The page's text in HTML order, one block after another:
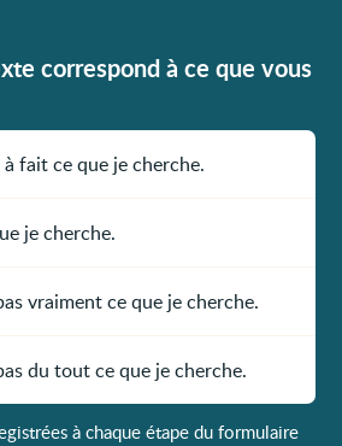
correspond à ce que vous
fait ce que je cherche.
je cherche.
vraiment ce que je cherche.
du tout ce que je cherche.
à chaque étape du formulaire